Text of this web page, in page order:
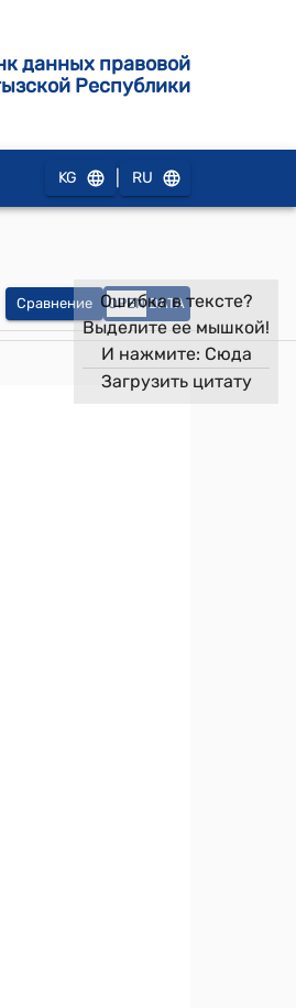
данных правовой
Республики
KG RU
Сравнение OPEN DATA
Ошибка в тексте?
Выделите ее мышкой!
И нажмите: Сюда
Загрузить цитату